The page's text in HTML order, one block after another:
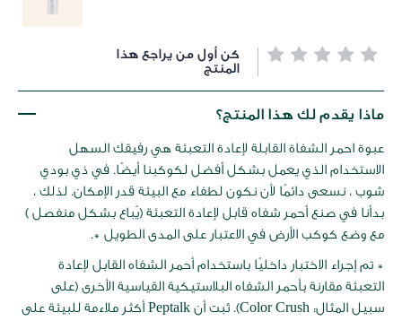
تخطي
بداية
معرض
كن أول من يراجع هذا
المنتج
ماذا يقدم لك هذا المنتج؟
عبوة احمر الشفاة القابلة لإعادة التعبئة هي رفيقك السهل
الاستخدام الذي يعمل بشكل أفضل لكوكبنا أيضًا. في ذي بودي
شوب ، نسعى دائمًا لأن نكون لطفاء مع البيئة قدر الإمكان. لذلك ،
بدأنا في صنع أحمر شفاه قابل لإعادة التعبئة (يُباع بشكل منفصل )
مع وضع كوكب الأرض في الاعتبار على المدى الطويل *.
* تم إجراء الاختبار داخليًا باستخدام أحمر الشفاه القابل لإعادة
التعبئة مقارنة بأحمر الشفاه البلاستيكية القياسية الأخرى (على
سبيل المثال: Color Crush). ثبت أن Peptalk أكثر ملاءمة للبيئة على